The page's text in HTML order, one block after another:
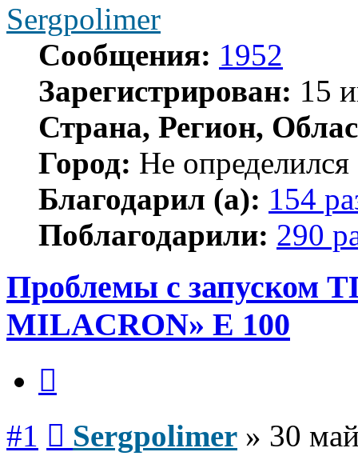
Sergpolimer
Сообщения: 1952
Зарегистрирован: 15
Страна, Регион,
Город: Не определился
Благодарил (а): 154
Поблагодарили: 290
Проблемы с запуском
MILACRON» E 100
#1 Sergpolimer » 30